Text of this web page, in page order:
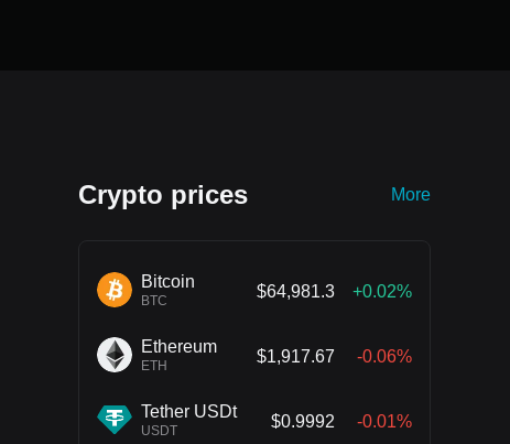
Crypto prices More
Bitcoin
BTC
$64,981.3 +0.02%
Ethereum
ETH
$1,917.67 -0.06%
Tether USDt
USDT
$0.9992 -0.01%